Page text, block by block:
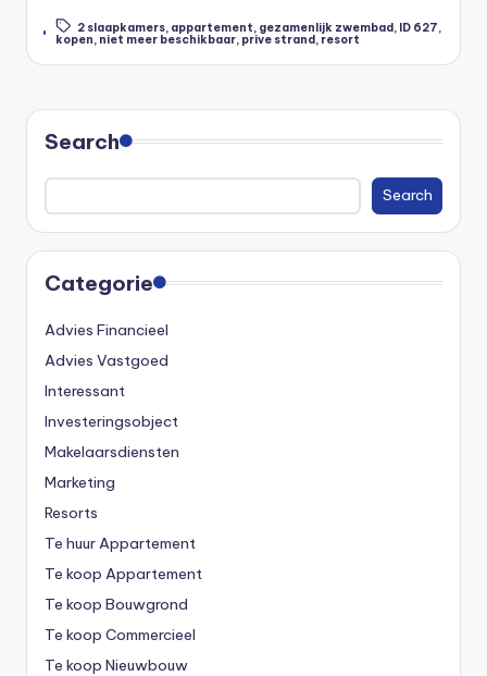
Tags: 2 slaapkamers appartement gezamenlijk zwembad ID 627
kopen, niet meer beschikbaar, prive strand , resort
Search
Search
Categorie
Advies Financieel
Advies Vastgoed
Interessant
Investeringsobject
Makelaarsdiensten
Marketing
Resorts
Te huur Appartement
Te koop Appartement
Te koop Bouwgrond
Te koop Commercieel
Te koop Nieuwbouw